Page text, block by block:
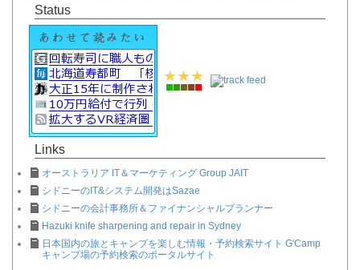
Status
Links
オーストラリア IT＆マーケティング Group JAIT
シドニーのIT&システム開発はSazae
シドニーの会計事務所＆ファイナンシャルプランナー
Hazuki knife sharpening and repair in Sydney
日本国内の旅とキャンプを楽しむ情報・予約検索サイト G'Camp
キャンプ場の予約検索のポータルサイト